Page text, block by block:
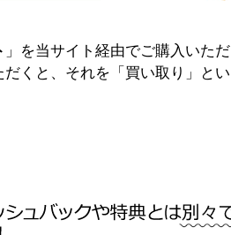
」を当サイト経由でご購入いただ
くと、それを「買い取り」とい